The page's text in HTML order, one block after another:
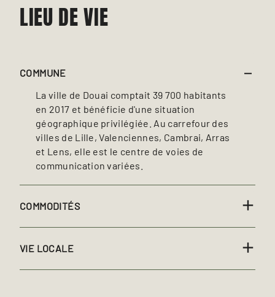
LIEU DE VIE
COMMUNE
La ville de Douai comptait 39 700 habitants
en 2017 et bénéficie d'une situation
géographique privilégiée. Au carrefour des
villes de Lille, Valenciennes, Cambrai, Arras
et Lens, elle est le centre de voies de
communication variées.
COMMODITÉS
VIE LOCALE